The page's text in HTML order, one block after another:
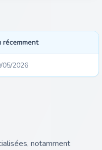
récemment
05/2026
notamment